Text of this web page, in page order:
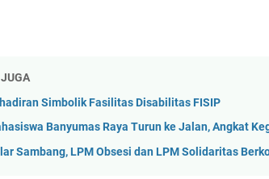
Simbolik Fasilitas Disabilitas FISIP
Banyumas Raya Turun ke Jalan, Angkat
Sambang, LPM Obsesi dan LPM Solidaritas